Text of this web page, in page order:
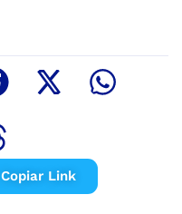
Copiar Link